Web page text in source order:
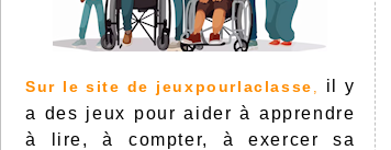
Sur le site de jeuxpourlaclasse
il y
a des jeux pour aider à apprendre
à lire, à compter, à exercer sa